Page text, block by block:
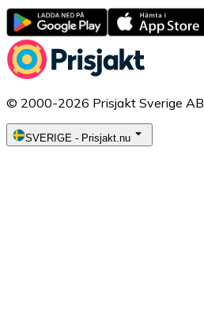
© 2000-2026 Prisjakt Sverige AB
SVERIGE - Prisjakt.nu